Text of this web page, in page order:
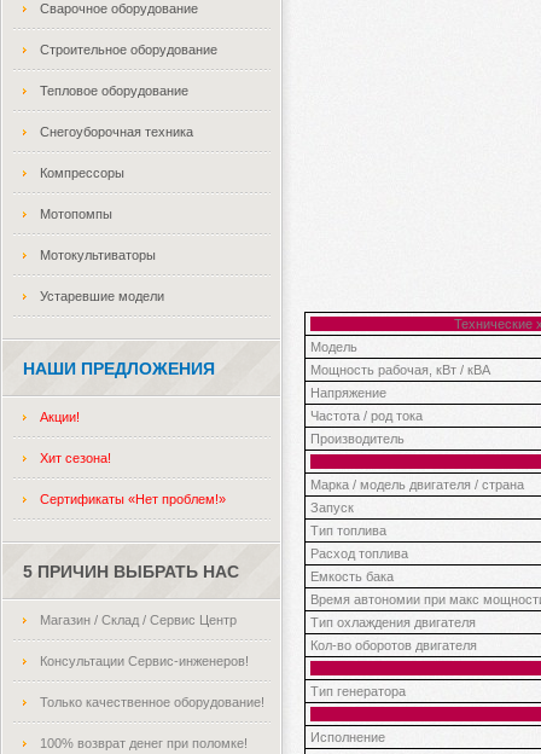
Сварочное оборудование
Строительное оборудование
Тепловое оборудование
Снегоуборочная техника
Компрессоры
Мотопомпы
Мотокультиваторы
Устаревшие модели
НАШИ ПРЕДЛОЖЕНИЯ
Акции!
Хит сезона!
Сертификаты «Нет проблем!»
5 ПРИЧИН ВЫБРАТЬ НАС
Магазин / Склад / Сервис Центр
Консультации Сервис-инженеров!
Только качественное оборудование!
100% возврат денег при поломке!
Технические
Модель
Мощность рабочая, кВт / кВА
Напряжение
Частота / род тока
Производитель
Марка / модель двигателя / страна
Запуск
Тип топлива
Расход топлива
Емкость бака
Время автономии при макс
Тип охлаждения двигателя
Кол-во оборотов двигателя
Тип генератора
Исполнение